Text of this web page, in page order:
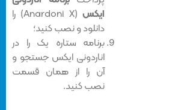
ایکس
(Anardoni X) را
دانلود و نصب کنید؛
برنامه ستاره یک را در
اناردونی ایکس جستجو و
آن را از همان قسمت
نصب کنید.